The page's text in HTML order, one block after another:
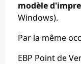
modèle
Windows).
Par la même
EBP Point de